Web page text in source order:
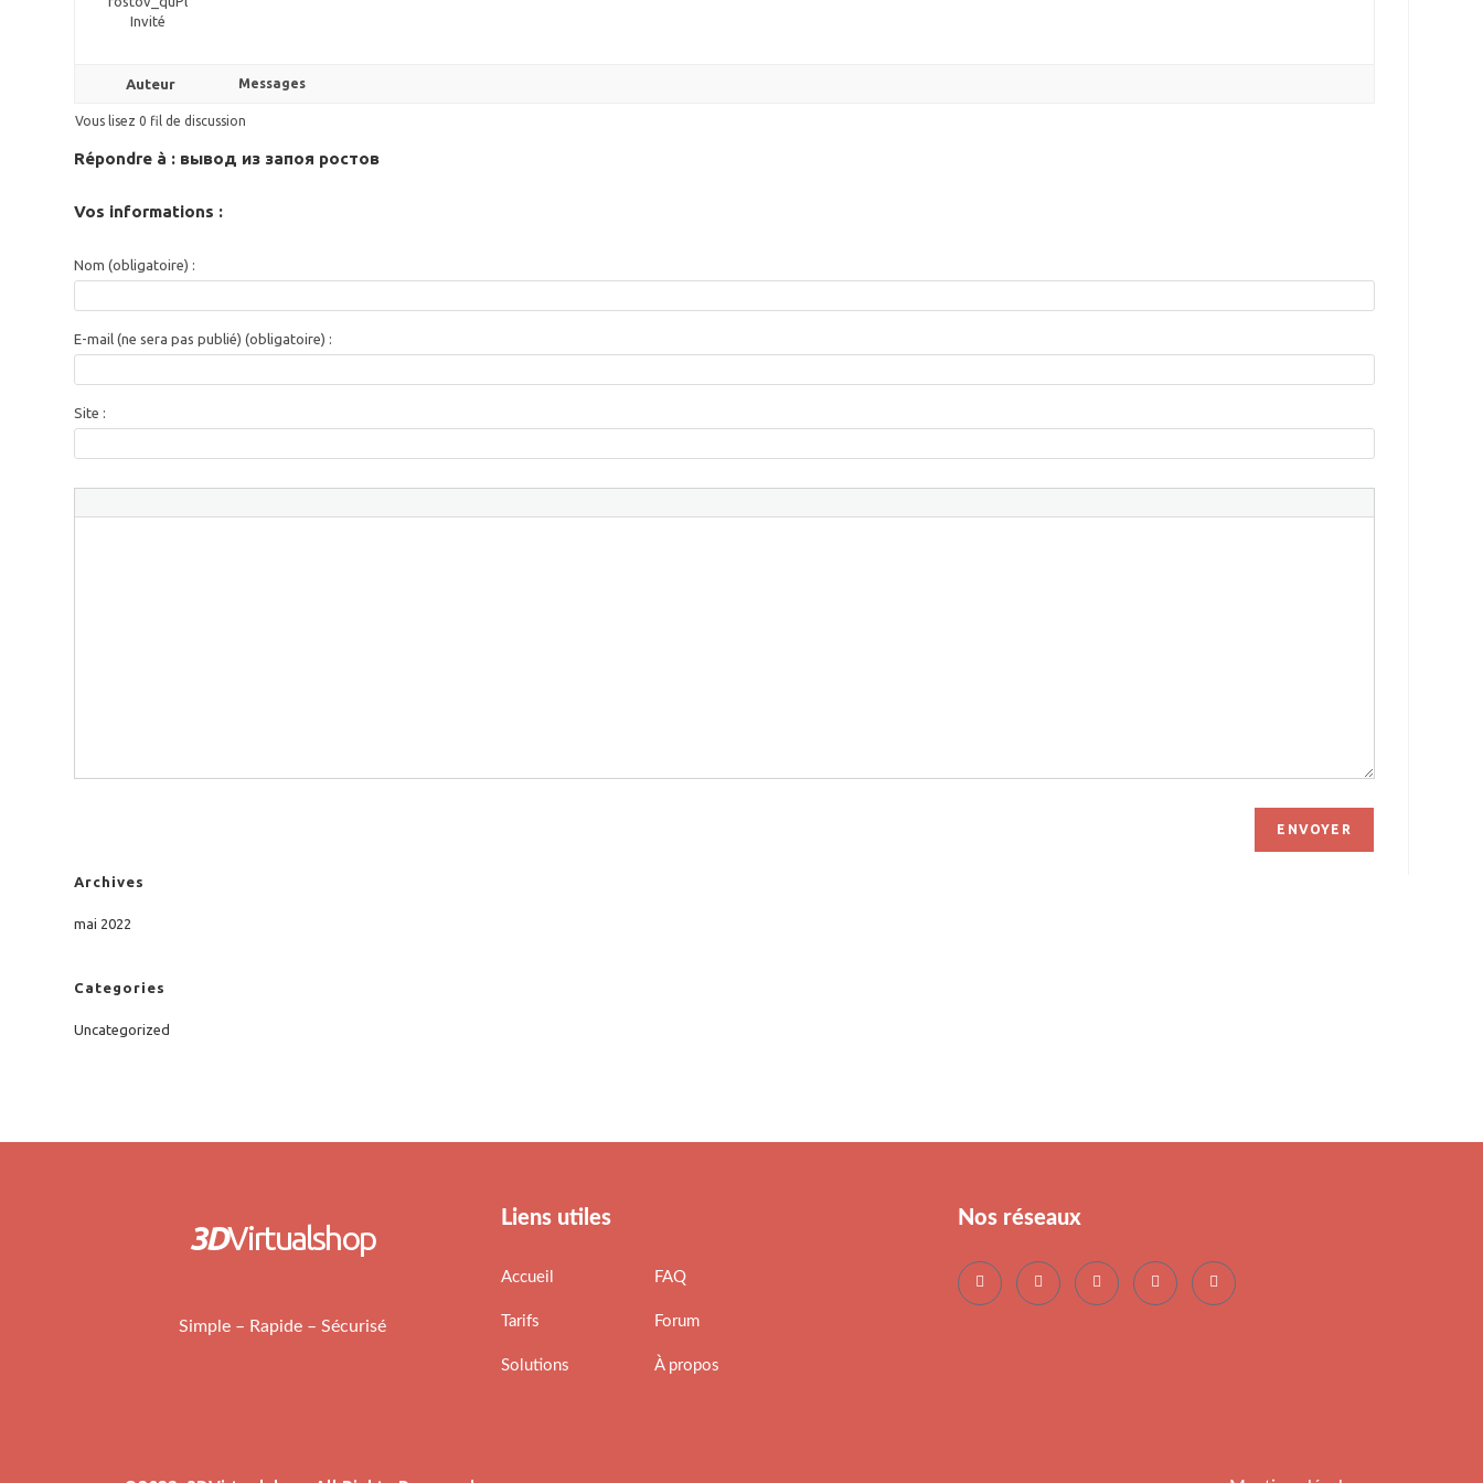
Invité
Auteur Messages
Vous lisez 0 fil de discussion
Répondre à : вывод из запоя ростов
Vos informations :
Nom (obligatoire) :
E-mail (ne sera pas publié) (obligatoire) :
Site :
ENVOYER
Archives
mai 2022
Categories
Uncategorized
3DVirtualshop
Simple – Rapide – Sécurisé
Liens utiles
Accueil
Tarifs
Solutions
FAQ
Forum
À propos
Nos réseaux